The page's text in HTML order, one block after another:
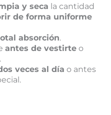
y seca la cantidad
de forma uniforme
absorción.
antes de vestirteo
veces al día o antes